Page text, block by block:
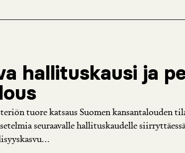
hallituskausi ja
tuore katsaus Suomen kansantalouden
seuraavalle hallituskaudelle